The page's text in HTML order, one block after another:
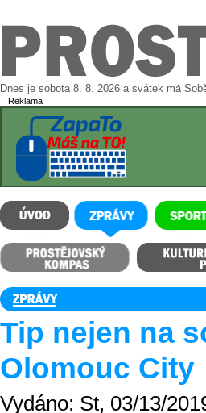
Dnes je sobota 8. 8. 2026 a svátek má
Reklama
ÚVOD ZPRÁVY SPORT
Prostějovský kompas
Tip nejen na
Olomouc City
Vydáno: St, 03/13/